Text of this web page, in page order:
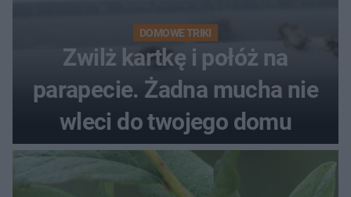
DOMOWE TRIKI
Zwilż kartkę i połóż na
parapecie. Żadna mucha nie
wleci do twojego domu